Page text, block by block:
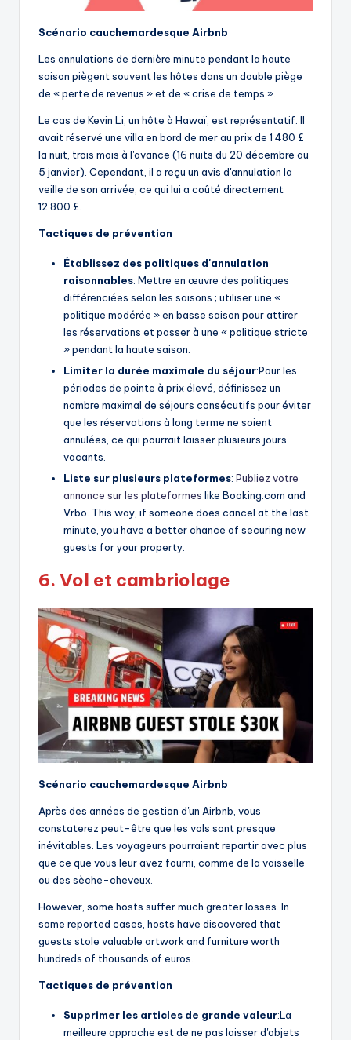
Scénario cauchemardesque Airbnb
Les annulations de dernière minute pendant la haute
saison piègent souvent les hôtes dans un double piège
de « perte de revenus » et de « crise de temps ».
Le cas de Kevin Li, un hôte à Hawaï, est représentatif. Il
avait réservé une villa en bord de mer au prix de 1 480 £
la nuit, trois mois à l'avance (16 nuits du 20 décembre au
5 janvier). Cependant, il a reçu un avis d'annulation la
veille de son arrivée, ce qui lui a coûté directement
12 800 £.
Tactiques de prévention
Établissez des politiques d'annulation
raisonnables: Mettre en œuvre des politiques
différenciées selon les saisons ; utiliser une «
politique modérée » en basse saison pour attirer
les réservations et passer à une « politique stricte
» pendant la haute saison.
Limiter la durée maximale du séjour:Pour les
périodes de pointe à prix élevé, définissez un
nombre maximal de séjours consécutifs pour éviter
que les réservations à long terme ne soient
annulées, ce qui pourrait laisser plusieurs jours
vacants.
Liste sur plusieurs plateformes: Publiez votre
annonce sur les plateformes like Booking.com and
Vrbo. This way, if someone does cancel at the last
minute, you have a better chance of securing new
guests for your property.
6. Vol et cambriolage
Scénario cauchemardesque Airbnb
Après des années de gestion d'un Airbnb, vous
constaterez peut-être que les vols sont presque
inévitables. Les voyageurs pourraient repartir avec plus
que ce que vous leur avez fourni, comme de la vaisselle
ou des sèche-cheveux.
However, some hosts suffer much greater losses. In
some reported cases, hosts have discovered that
guests stole valuable artwork and furniture worth
hundreds of thousands of euros.
Tactiques de prévention
Supprimer les articles de grande valeur:La
meilleure approche est de ne pas laisser d'objets